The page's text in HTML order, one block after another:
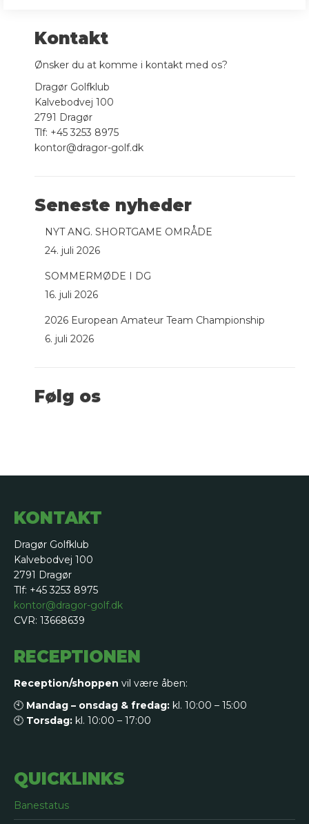
Kontakt
Ønsker du at komme i kontakt med os?
Dragør Golfklub
Kalvebodvej 100
2791 Dragør
Tlf: +45 3253 8975
kontor@dragor-golf.dk
Seneste nyheder
NYT ANG. SHORTGAME OMRÅDE
24. juli 2026
SOMMERMØDE I DG
16. juli 2026
2026 European Amateur Team Championship
6. juli 2026
Følg os
KONTAKT
Dragør Golfklub
Kalvebodvej 100
2791 Dragør
Tlf: +45 3253 8975
kontor@dragor-golf.dk
CVR: 13668639
RECEPTIONEN
Reception/shoppen vil være åben:
🕙 Mandag – onsdag & fredag: kl. 10:00 – 15:00
🕙 Torsdag: kl. 10:00 – 17:00
QUICKLINKS
Banestatus